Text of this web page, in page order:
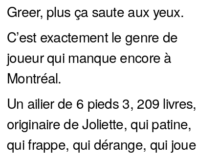
Greer, plus ça saute aux yeux.
C’est exactement le genre de
joueur qui manque encore à
Montréal.
Un ailier de 6 pieds 3, 209 livres,
originaire de Joliette, qui patine,
qui frappe, qui dérange, qui joue